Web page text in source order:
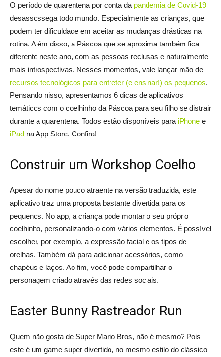
O período de quarentena por conta da pandemia de Covid-19
desassossega todo mundo. Especialmente as crianças, que
podem ter dificuldade em aceitar as mudanças drásticas na
rotina. Além disso, a Páscoa que se aproxima também fica
diferente neste ano, com as pessoas reclusas e naturalmente
mais introspectivas. Nesses momentos, vale lançar mão de
recursos tecnológicos para entreter (e ensinar!) os pequenos.
Pensando nisso, apresentamos 6 dicas de aplicativos
temáticos com o coelhinho da Páscoa para seu filho se distrair
durante a quarentena. Todos estão disponíveis para iPhone e
iPad na App Store. Confira!
Construir um Workshop Coelho
Apesar do nome pouco atraente na versão traduzida, este
aplicativo traz uma proposta bastante divertida para os
pequenos. No app, a criança pode montar o seu próprio
coelhinho, personalizando-o com vários elementos. É possível
escolher, por exemplo, a expressão facial e os tipos de
orelhas. Também dá para adicionar acessórios, como
chapéus e laços. Ao fim, você pode compartilhar o
personagem criado através das redes sociais.
Easter Bunny Rastreador Run
Quem não gosta de Super Mario Bros, não é mesmo? Pois
este é um game super divertido, no mesmo estilo do clássico